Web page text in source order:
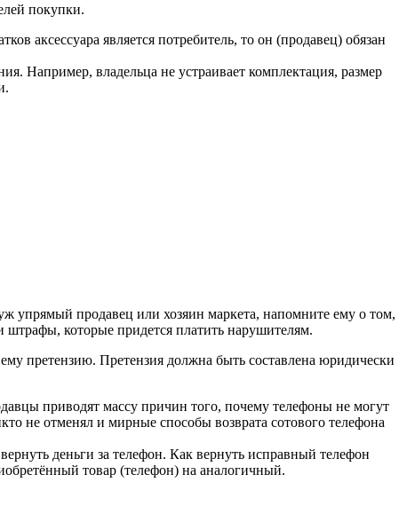
покупки.
аксессуара является потребитель, то он (продавец) обязан
Например, владельца не устраивает комплектация, размер
упрямый продавец или хозяин маркета, напомните ему о том,
штрафы, которые придется платить нарушителям.
претензию. Претензия должна быть составлена юридически
приводят массу причин того, почему телефоны не могут
не отменял и мирные способы возврата сотового телефона
деньги за телефон. Как вернуть исправный телефон
товар (телефон) на аналогичный.